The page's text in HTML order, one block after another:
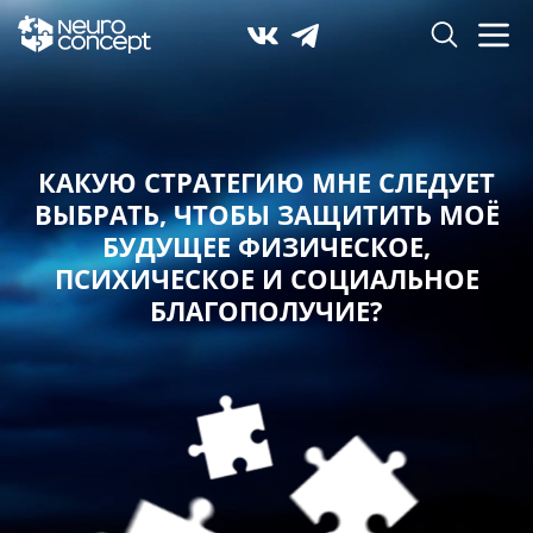
КАКУЮ СТРАТЕГИЮ МНЕ СЛЕДУЕТ
ВЫБРАТЬ,ЧТОБЫ ЗАЩИТИТЬ МОЁ
БУДУЩЕЕ ФИЗИЧЕСКОЕ,
ПСИХИЧЕСКОЕ И СОЦИАЛЬНОЕ
БЛАГОПОЛУЧИЕ?